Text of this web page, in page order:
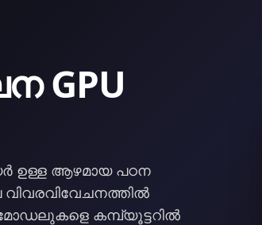
GPU
ഉള്ള ആഴമായ പഠന
കമ്പ്യൂട്ടറില്‍